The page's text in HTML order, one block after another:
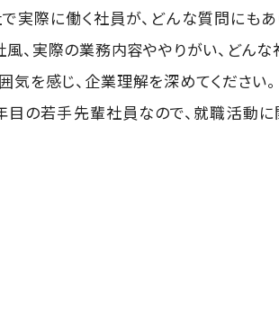
実際に働く社員が、どんな質問にも
風、実際の業務内容ややりがい、どん
気を感じ、企業理解を深めてください。
目の若手先輩社員なので、就職活動に